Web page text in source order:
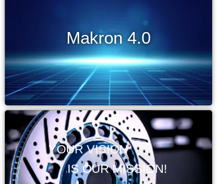
Makron 4.0
YOUR VISION
IS OUR MISSION!